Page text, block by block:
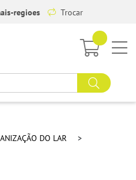
regioes Trocar
DO LAR